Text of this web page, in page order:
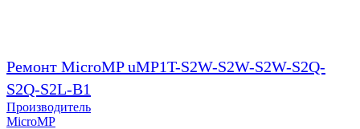
Ремонт MicroMP uMP1T-S2W-S2W-S2W-S2Q-
S2Q-S2L-B1
Производитель
MicroMP